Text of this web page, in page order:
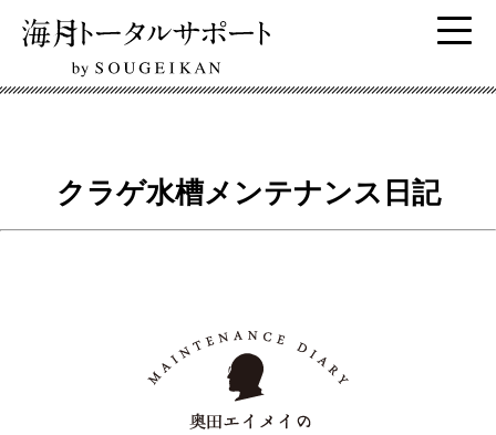
クラゲ水槽メンテナンス日記